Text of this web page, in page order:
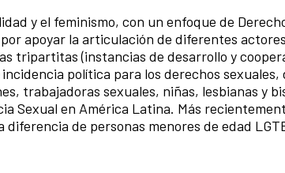
y el feminismo, con un enfoque de
apoyar la articulación de diferentes
tripartitas (instancias de desarrollo y
política para los derechos
trabajadoras sexuales, niñas, lesbianas y
Sexual en América Latina. Más
de personas menores de edad